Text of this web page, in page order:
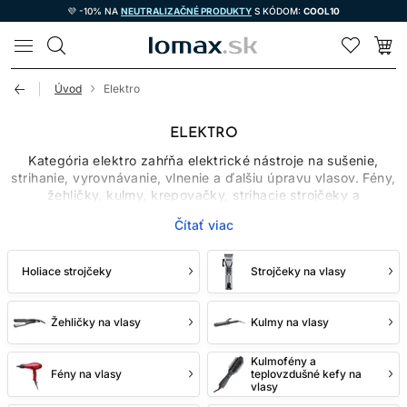
💜 -10% NA NEUTRALIZAČNÉ PRODUKTY S KÓDOM: COOL10
LOMAX
Úvod Elektro
ELEKTRO
Kategória elektro zahŕňa elektrické nástroje na sušenie,
strihanie, vyrovnávanie, vlnenie a ďalšiu úpravu vlasov. Fény,
žehličky, kulmy, krepovačky, strihacie strojčeky a
Najlepší výber preto nezačína najvyšším výkonom alebo
počtom funkcií, ale konkrétnou úlohou, typom vlasov a
frekvenciou používania.
Profesionálne zariadenie môže byť navrhnuté na dlhšiu
prevádzku a jednoduchšiu údržbu, stále však musí
zodpovedať pracovným podmienkam a návodu výrobcu.
FÉNY NA SUŠENIE A
TVAROVANIE
Čítať viac
Holiace strojčeky Strojčeky na vlasy
Žehličky na vlasy Kulmy na vlasy
Fény na vlasy
Kulmofény a
teplovzdušné kefy na
vlasy